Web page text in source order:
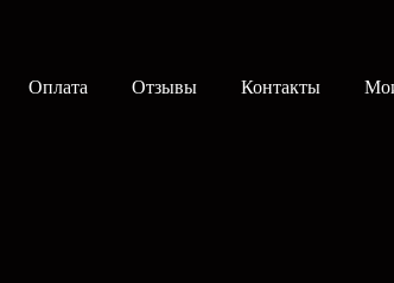
Оплата Отзывы Контакты